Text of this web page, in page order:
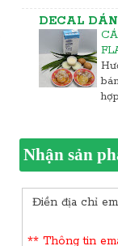
DECAL
Nhận sản
Điền địa chỉ
** Thông tin